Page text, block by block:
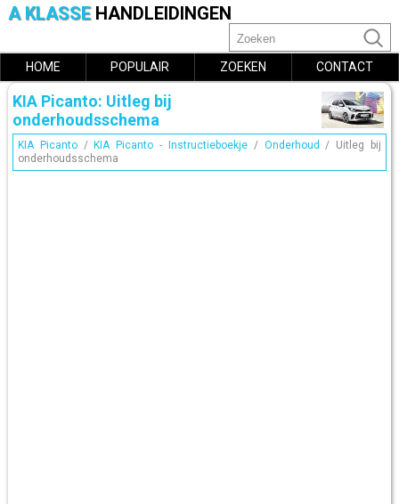
A KLASSE HANDLEIDINGEN
HOME POPULAIR ZOEKEN CONTACT
KIA Picanto: Uitleg bij
onderhoudsschema
KIA Picanto/ KIA Picanto - Instructieboekje/ Onderhoud / Uitleg bij
onderhoudsschema